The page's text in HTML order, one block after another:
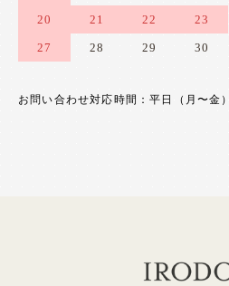
20 21 22 23
27 28 29 30
お問い合わせ対応時間：平日（月〜金